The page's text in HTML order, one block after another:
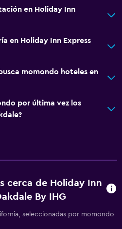
en Holiday Inn
en Holiday Inn Express
momondo hoteles en
por última vez los
cerca de Holiday Inn
By IHG
seleccionadas por momondo